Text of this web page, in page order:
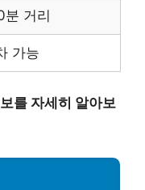
분 거리
가능
를 자세히 알아보